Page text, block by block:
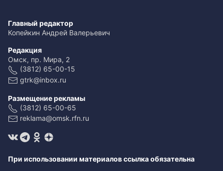
Главный редактор
Копейкин Андрей Валерьевич
Редакция
Омск, пр. Мира, 2
(3812) 65-00-15
gtrk@inbox.ru
Размещение рекламы
(3812) 65-00-65
reklama@omsk.rfn.ru
При использовании материалов ссылка обязательна